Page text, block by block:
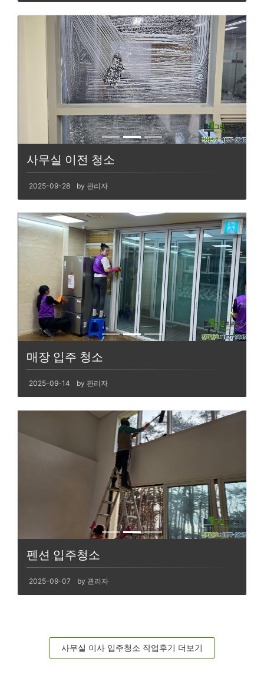
사무실 이전 청소
2025-09-28 by 관리자
매장 입주 청소
2025-09-14 by 관리자
펜션 입주청소
2025-09-07 by 관리자
사무실 이사 입주청소 작업후기 더보기